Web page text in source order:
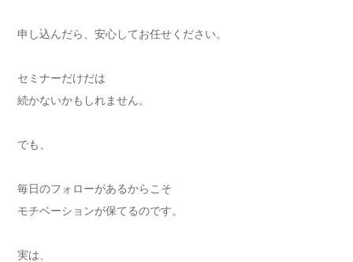
申し込んだら、安心してお任せください。
セミナーだけだは
続かないかもしれません。
でも、
毎日のフォローがあるからこそ
モチベーションが保てるのです。
実は、